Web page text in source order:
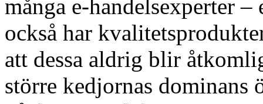
många e-handelsexperter
också har
att dessa aldrig blir
större kedjornas dominans